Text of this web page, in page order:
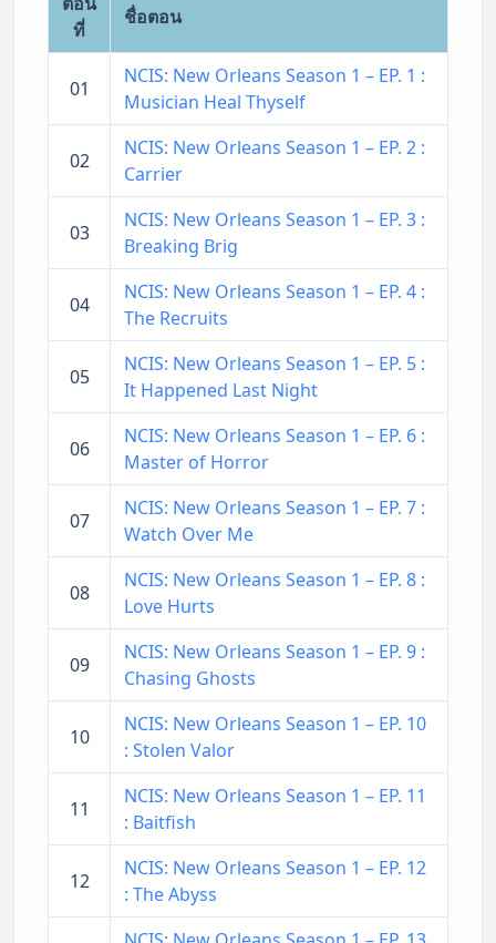
ที่
ชื่อตอน
01
NCIS: New Orleans Season 1 – EP. 1 :
Musician Heal Thyself
02
NCIS: New Orleans Season 1 – EP. 2 :
Carrier
03
NCIS: New Orleans Season 1 – EP. 3 :
Breaking Brig
04
NCIS: New Orleans Season 1 – EP. 4 :
The Recruits
05
NCIS: New Orleans Season 1 – EP. 5 :
It Happened Last Night
06
NCIS: New Orleans Season 1 – EP. 6 :
Master of Horror
07
NCIS: New Orleans Season 1 – EP. 7 :
Watch Over Me
08
NCIS: New Orleans Season 1 – EP. 8 :
Love Hurts
09
NCIS: New Orleans Season 1 – EP. 9 :
Chasing Ghosts
10
NCIS: New Orleans Season 1 – EP. 10
: Stolen Valor
11
NCIS: New Orleans Season 1 – EP. 11
: Baitfish
12
NCIS: New Orleans Season 1 – EP. 12
: The Abyss